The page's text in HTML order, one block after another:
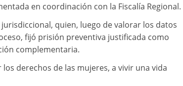
en coordinación con la Fiscalía Regional.
quien, luego de valorar los datos
fijó prisión preventiva justificada como
complementaria.
derechos de las mujeres, a vivir una vida